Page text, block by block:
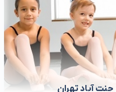
آباد تهران